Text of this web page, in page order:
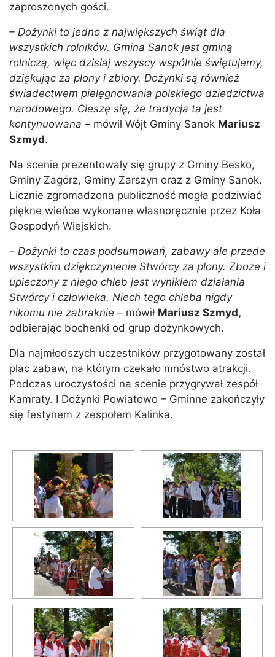
zaproszonych gości.
– Dożynki to jedno z największych świąt dla
wszystkich rolników. Gmina Sanok jest gminą
rolniczą, więc dzisiaj wszyscy wspólnie świętujemy,
dziękując za plony i zbiory. Dożynki są również
świadectwem pielęgnowania polskiego dziedzictwa
narodowego. Cieszę się, że tradycja ta jest
kontynuowana – mówił Wójt Gminy Sanok Mariusz
Szmyd.
Na scenie prezentowały się grupy z Gminy Besko,
Gminy Zagórz, Gminy Zarszyn oraz z Gminy Sanok.
Licznie zgromadzona publiczność mogła podziwiać
piękne wieńce wykonane własnoręcznie przez Koła
Gospodyń Wiejskich.
– Dożynki to czas podsumowań, zabawy ale przede
wszystkim dziękczynienie Stwórcy za plony. Zboże i
upieczony z niego chleb jest wynikiem działania
Stwórcy i człowieka. Niech tego chleba nigdy
nikomu nie zabraknie – mówił Mariusz Szmyd,
odbierając bochenki od grup dożynkowych.
Dla najmłodszych uczestników przygotowany został
plac zabaw, na którym czekało mnóstwo atrakcji.
Podczas uroczystości na scenie przygrywał zespół
Kamraty. I Dożynki Powiatowo – Gminne zakończyły
się festynem z zespołem Kalinka.